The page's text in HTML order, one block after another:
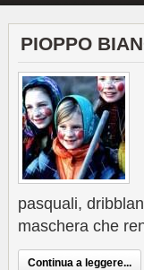
PIOPPO
pasquali,
maschera che
Continua a leggere...